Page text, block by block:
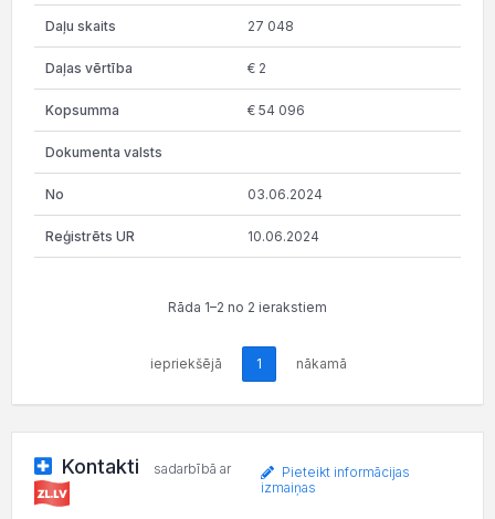
27 048
€ 2
€ 54 096
03.06.2024
10.06.2024
Rāda 1–2 no 2 ierakstiem
iepriekšējā 1 nākamā
Kontakti sadarbībā ar
Pieteikt informācijas
izmaiņas